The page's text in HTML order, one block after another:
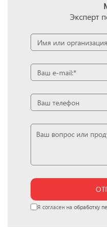
Эксперт
Я согласен на обработку